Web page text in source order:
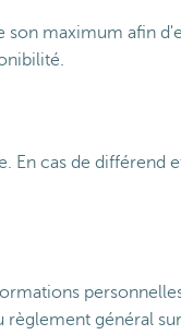
maximum afin
En cas de
général